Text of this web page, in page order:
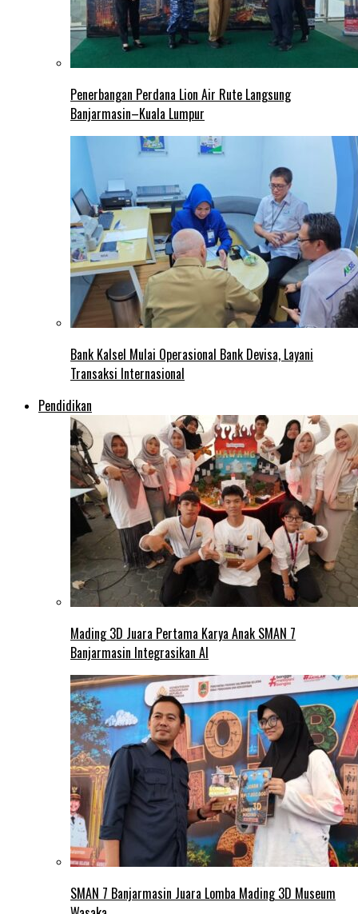
Penerbangan Perdana Lion Air Rute Langsung
Banjarmasin–Kuala Lumpur
Bank Kalsel Mulai Operasional Bank Devisa, Layani
Transaksi Internasional
Pendidikan
Mading 3D Juara Pertama Karya Anak SMAN 7
Banjarmasin Integrasikan AI
SMAN 7 Banjarmasin Juara Lomba Mading 3D Museum